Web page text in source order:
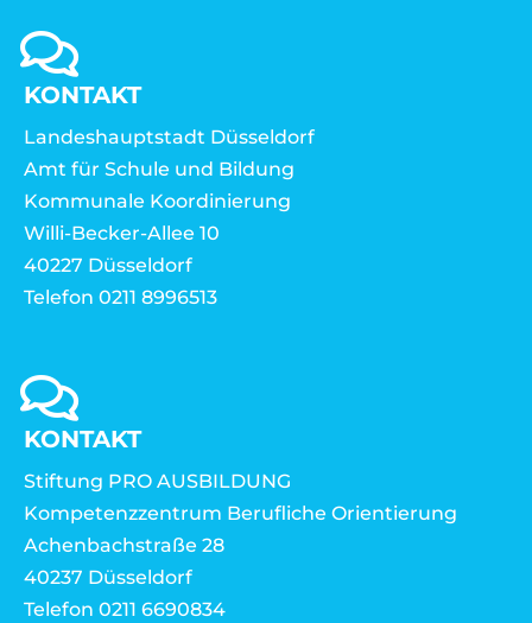
KONTAKT
Landeshauptstadt Düsseldorf
Amt für Schule und Bildung
Kommunale Koordinierung
Willi-Becker-Allee 10
40227 Düsseldorf
Telefon 0211 8996513
KONTAKT
Stiftung PRO AUSBILDUNG
Kompetenzzentrum Berufliche Orientierung
Achenbachstraße 28
40237 Düsseldorf
Telefon 0211 6690834